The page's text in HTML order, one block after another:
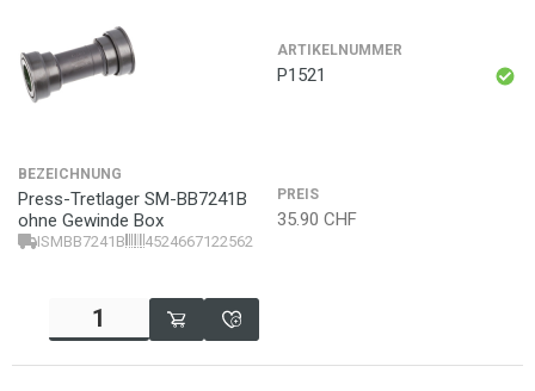
ARTIKELNUMMER
P1521
BEZEICHNUNG
Press-Tretlager SM-BB7241B
ohne Gewinde Box
ISMBB7241B 4524667122562
PREIS
35.90 CHF